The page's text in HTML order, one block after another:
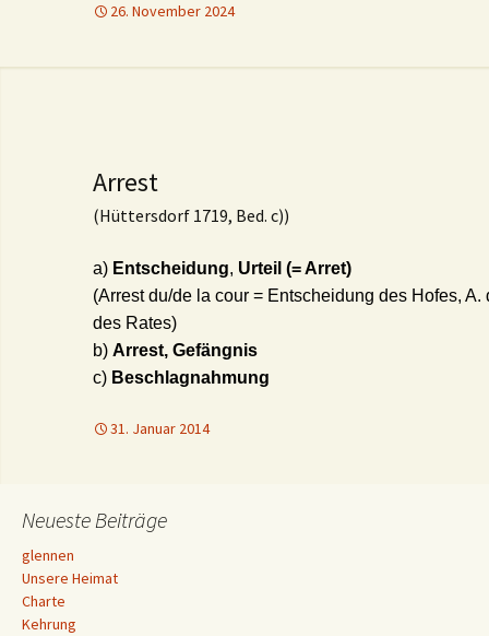
26. November 2024
Arrest
(Hüttersdorf 1719, Bed. c))
a) Entscheidung, Urteil (= Arret)
(Arrest du/de la cour = Entscheidung des Hofes,
des Rates)
b) Arrest, Gefängnis
c) Beschlagnahmung
31. Januar 2014
Neueste Beiträge
glennen
Unsere Heimat
Charte
Kehrung